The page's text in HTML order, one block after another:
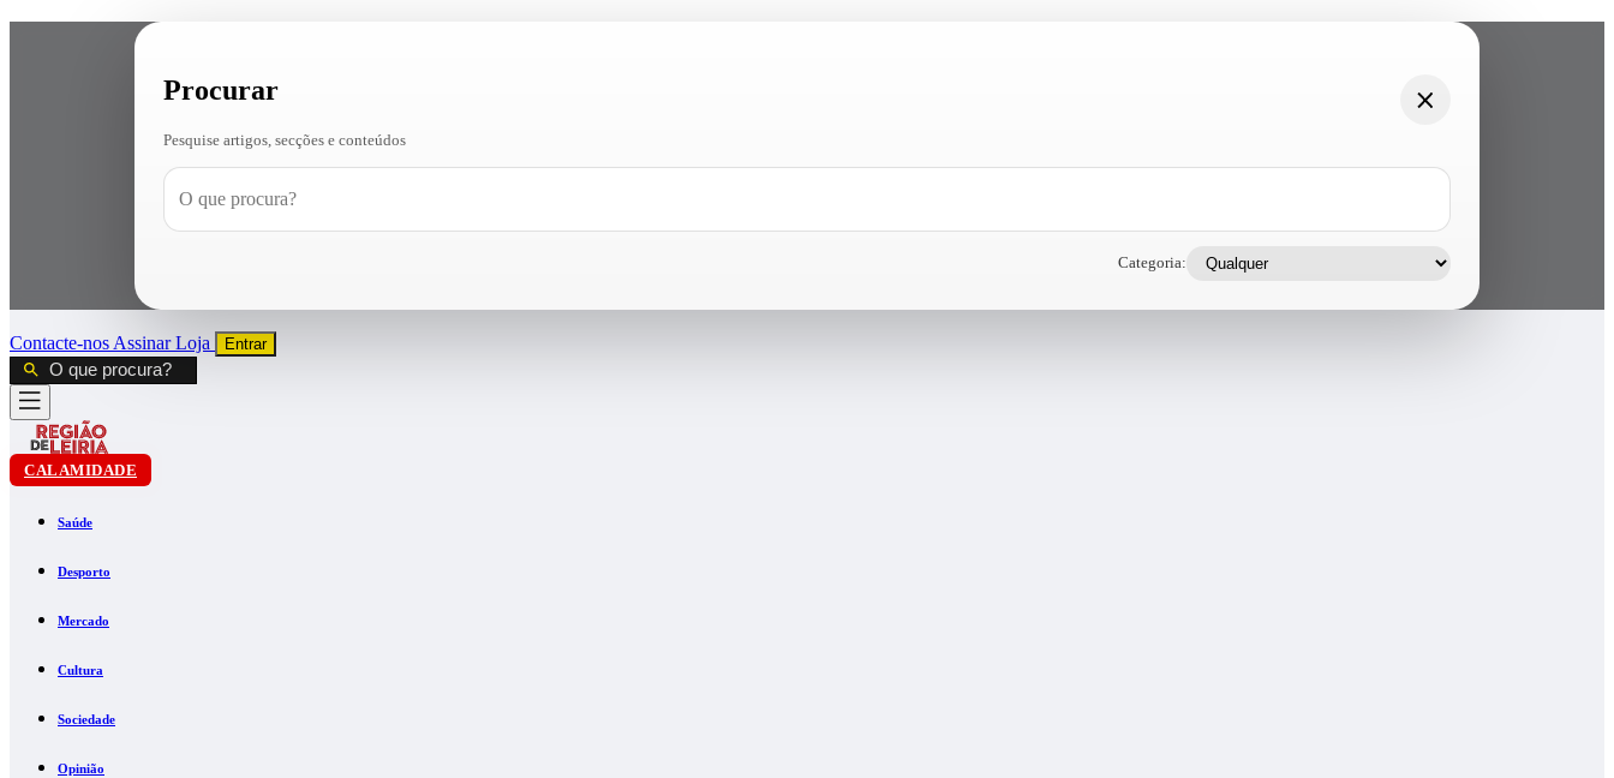
Procurar
Pesquise artigos, secções e conteúdos
Categoria:
Contacte-nos AssinarLoja Entrar
CALAMIDADE
Saúde
Desporto
Mercado
Cultura
Sociedade
Opinião